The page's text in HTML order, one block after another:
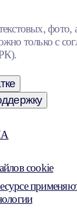
фото,
только с
cookie